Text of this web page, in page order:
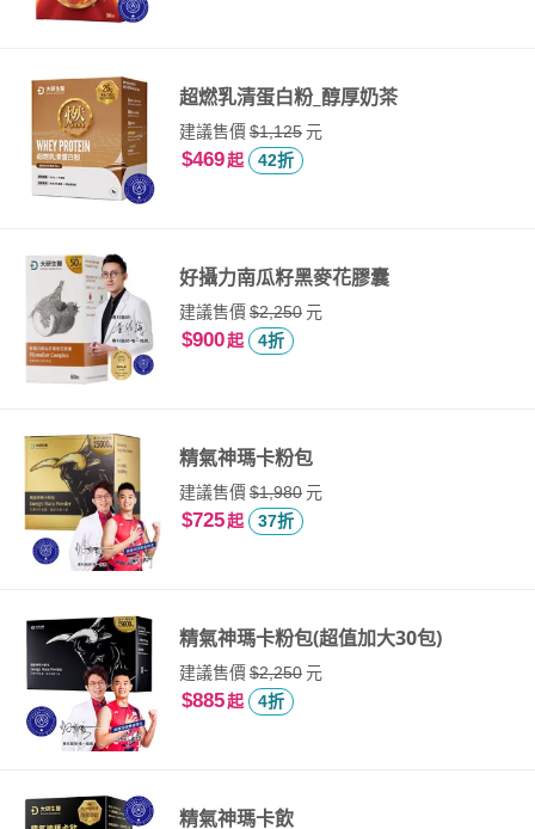
超燃乳清蛋白粉_醇厚奶茶
建議售價$1,125元
$469起 42折
好攝力南瓜籽黑麥花膠囊
建議售價$2,250元
$900起 4折
精氣神瑪卡粉包
建議售價$1,980元
$725起 37折
精氣神瑪卡粉包(超值加大30包)
建議售價$2,250元
$885起 4折
精氣神瑪卡飲